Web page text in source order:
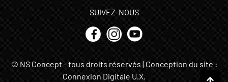
SUIVEZ-NOUS
© NS Concept - tous droits réservés | Conception du site :
Connexion Digitale U.X.